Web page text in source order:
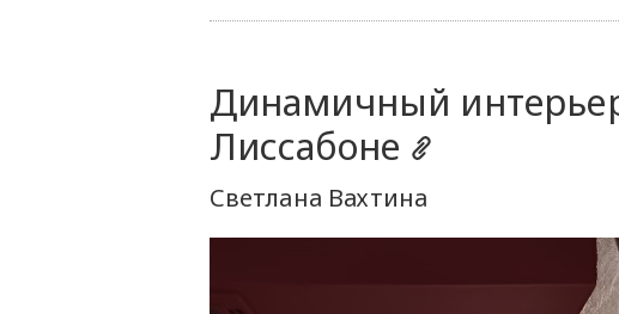
Динамичный
Лиссабоне
Светлана Вахтина